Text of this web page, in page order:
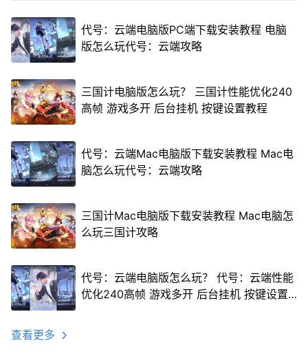
代号：云端电脑版PC端下载安装教程 电脑
版怎么玩代号：云端攻略
三国计电脑版怎么玩？ 三国计性能优化240
高帧 游戏多开 后台挂机 按键设置教程
代号：云端Mac电脑版下载安装教程 Mac电
脑怎么玩代号：云端攻略
三国计Mac电脑版下载安装教程 Mac电脑怎
么玩三国计攻略
代号：云端电脑版怎么玩？ 代号：云端性能
优化240高帧 游戏多开 后台挂机 按键设置
查看更多